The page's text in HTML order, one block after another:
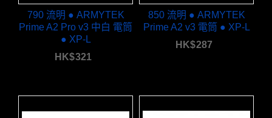
790 流明 ● ARMYTEK
Prime A2 Pro v3 中白 電筒
● XP-L
HK$321
850 流明 ● ARMYTEK
Prime A2 v3 電筒 ● XP-L
HK$287